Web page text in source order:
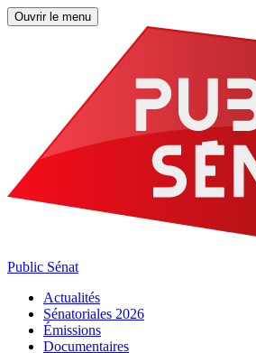
Ouvrir le menu
Public Sénat
Actualités
Sénatoriales 2026
Émissions
Documentaires